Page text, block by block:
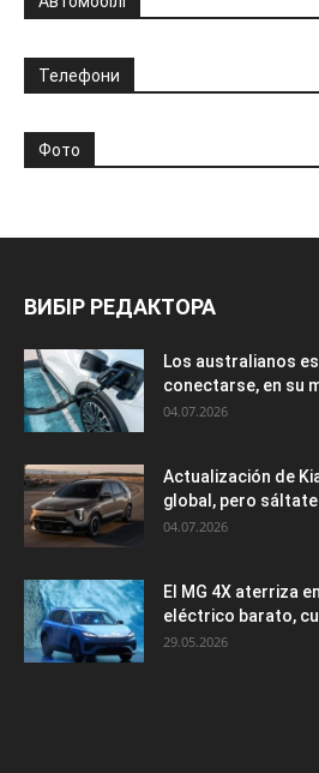
Телефони
Фото
ВИБІР РЕДАКТОРА
Los australianos
conectarse, en su
04.07.2026
Actualización de
global, pero
04.07.2026
El MG 4X aterriza
eléctrico barato,
29.05.2026